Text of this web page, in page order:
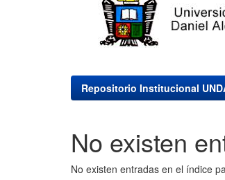
Repositorio Institucional
No existen
No existen entradas en el índice